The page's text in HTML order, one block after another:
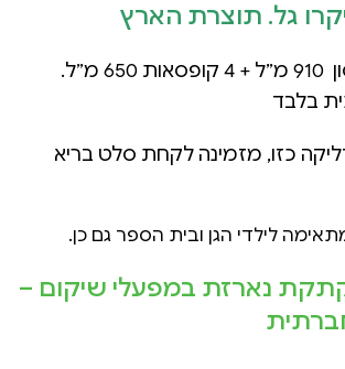
גל. תוצרת הארץ
4 קופסאות אחסון 910 מ”ל + 4 קופסאות 650 מ”ל.
בלבד
כזו, מזמינה לקחת סלט בריא
לילדי הגן ובית הספר גם כן.
נארזת במפעלי שיקום –